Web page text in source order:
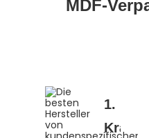
MDF-
1.